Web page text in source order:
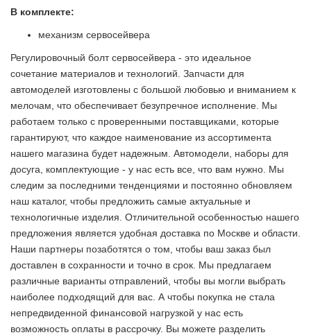
В комплекте:
механизм сервосейвера
Регулировочный болт сервосейвера - это идеальное
сочетание материалов и технологий. Запчасти для
автомоделей изготовлены с большой любовью и вниманием к
мелочам, что обеспечивает безупречное исполнение. Мы
работаем только с проверенными поставщиками, которые
гарантируют, что каждое наименование из ассортимента
нашего магазина будет надежным. Автомодели, наборы для
досуга, комплектующие - у нас есть все, что вам нужно. Мы
следим за последними тенденциями и постоянно обновляем
наш каталог, чтобы предложить самые актуальные и
технологичные изделия. Отличительной особенностью нашего
предложения является удобная доставка по Москве и области.
Наши партнеры позаботятся о том, чтобы ваш заказ был
доставлен в сохранности и точно в срок. Мы предлагаем
различные варианты отправлений, чтобы вы могли выбрать
наиболее подходящий для вас. А чтобы покупка не стала
непредвиденной финансовой нагрузкой у нас есть
возможность оплаты в рассрочку. Вы можете разделить
2 недели